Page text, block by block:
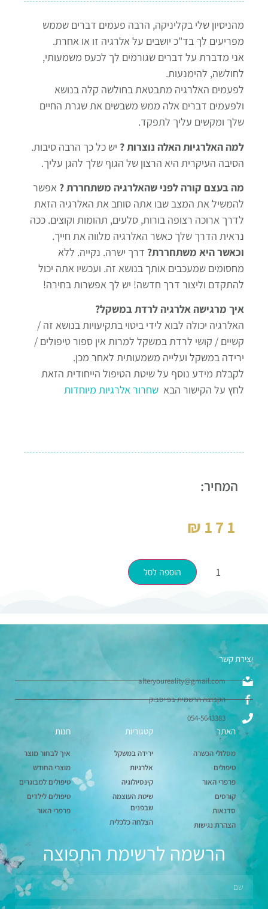
מהניסיון שלי בקליניקה, הרבה פעמים דברים שממש
מפריעים לך בד"כ יושבים על אלרגיה זו או אחרת.
אני מדברת על דברים שגורמים לך לכעס משמעותי,
לחולשה, להימנעות.
לפעמים האלרגיה מתבטאת בחולשה קלה בנושא
ולפעמים דברים אלה ממש משבשים את שגרת החיים
שלך ומקשים עליך לתפקד.
למה האלרגיות האלה נוצרות ? יש כל כך הרבה סיבות.
הסיבה העיקרית היא הרצון של הגוף שלך להגן עליך.
מה בעצם קורה לפני שהאלרגיה משתחררת ? אפשר
להמשיל את המצב שבו אתה סוחב את האלרגיה הזאת
לדרך ארוכה רצופה בורות, סלעים, תהומות וקוצים. ככה
נראית הדרך שלך כאשר האלרגיה מלווה את חייך.
וכאשר היא משתחררת? דרך ישרה. נקייה. ללא
מחסומים שמעכבים אותך בנושא זה. ועכשיו אתה יכול
להתקדם וליצור דרך חדשה! יש לך אפשרות בחירה!
איך מרגישה אלרגיה לרדת במשקל?
האלרגיה יכולה לבוא לידי ביטוי בתקיעויות בנושא זה /
קשיים / קושי לרדת במשקל למרות אין ספור טיפולים /
ירידה במשקל ועלייה משמעותית לאחר מכן.
לקבלת מידע נוסף על שיטת הטיפול הייחודית הזאת
לחץ על הקישור הבא שחרור אלרגיות מיוחדות
המחיר:
₪ 171
הוספה לסל
יצירת קשר
alteryoureality@gmail.com
הקבוצה הרשמית בפייסבוק
054-5643383
האתר
מסלולי הכשרה
טיפולים
פרפרי האור
קורסים
סדנאות
הצהרת נגישות
קטגוריות
ירידה במשקל
אלרגיות
קינסיולוגיה
שיטת העוצמה
שבפנים
הצלחה כלכלית
חנות
איך לבחור מוצר
מוצרי החודש
טיפולים למבוגרים
טיפולים לילדים
פרפרי האור
הרשמה לרשימת התפוצה